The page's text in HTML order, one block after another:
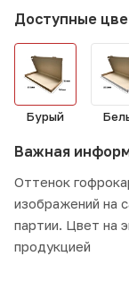
Доступные
Бурый
Важная
Оттенок
изображений на
партии. Цвет на
продукцией